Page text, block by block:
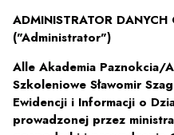
ADMINISTRATOR
("Administrator")
Alle Akademia Paznokcia/
Szkoleniowe Sławomir
Ewidencji i Informacji o
prowadzonej przez